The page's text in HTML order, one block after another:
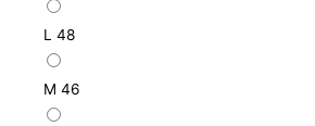
L 48
M 46